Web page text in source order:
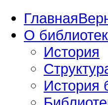
Главная
О
История
История